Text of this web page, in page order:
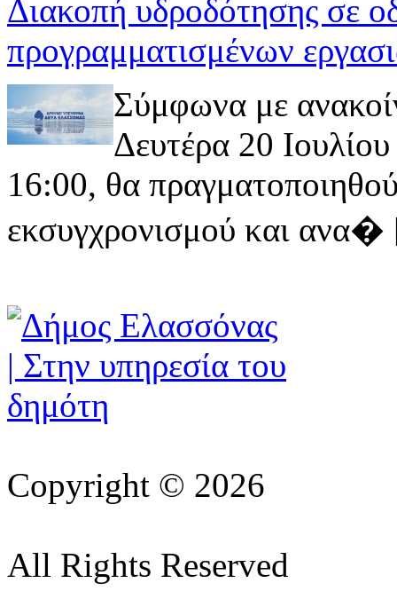
Διακοπή υδροδότησης σε
προγραμματισμένων
Σύμφωνα με
Δευτέρα 20
16:00, θα
εκσυγχρονισμού και
Copyright © 2026
All Rights Reserved